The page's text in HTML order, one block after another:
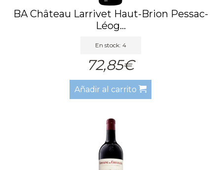
BA Château Larrivet Haut-Brion Pessac-
Léog...
En stock: 4
72,85€
Añadir al carrito